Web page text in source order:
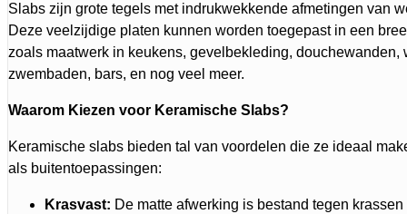
Slabs zijn grote tegels met indrukwekkende afmetingen van
Deze veelzijdige platen kunnen worden toegepast in een
zoals maatwerk in keukens, gevelbekleding, douchewanden,
zwembaden, bars, en nog veel meer.
Waarom Kiezen voor Keramische Slabs?
Keramische slabs bieden tal van voordelen die ze ideaal
als buitentoepassingen:
Krasvast: De matte afwerking is bestand tegen